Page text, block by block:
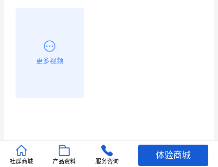
更多视频
推荐文章
社群商城 产品资料 服务咨询
体验商城